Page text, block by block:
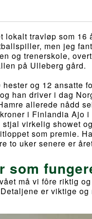
lokalt travløp som
men jeg
og trenerskole,
på Ulleberg gård.
og 12 ansatte
han driver i dag
allerede nådd
i Finlandia Ajo
virkelig showet
som premie.
to uker senere er
som
må vi fôre riktig
er viktige